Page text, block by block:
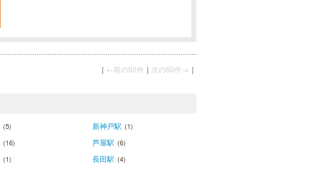
｜ ←前の50件 ｜ 次の50件→ ｜
(5) 新神戸駅 (1)
(16) 芦屋駅 (6)
(1) 長田駅 (4)